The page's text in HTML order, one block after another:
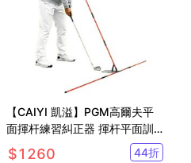
【CAIYI 凱溢】PGM高爾夫平
面揮杆練習糾正器 揮杆平面訓
練器
$1260 44折